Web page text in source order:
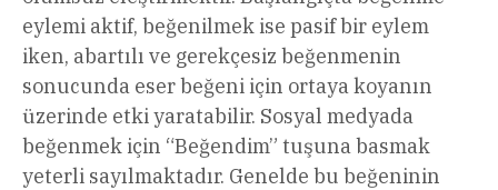
eylemi aktif, beğenilmek ise pasif bir eylem
iken, abartılı ve gerekçesiz beğenmenin
sonucunda eser beğeni için ortaya koyanın
üzerinde etki yaratabilir. Sosyal medyada
beğenmek için “Beğendim” tuşuna basmak
yeterli sayılmaktadır. Genelde bu beğeninin